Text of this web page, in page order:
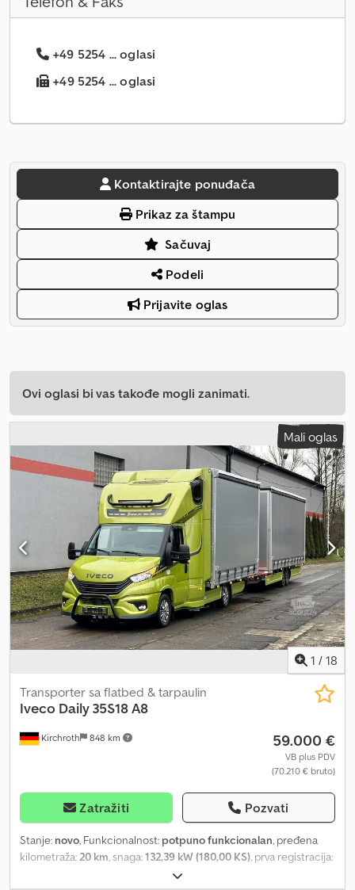
+49 5254 ... oglasi
+49 5254 ... oglasi
Kontaktirajte ponuđača
Prikaz za štampu
Sačuvaj
Podeli
Prijavite oglas
Ovi oglasi bi vas takođe mogli zanimati.
Mali oglas
1 / 18
Kirchroth 848 km
Transporter sa flatbed & tarpaulin
Iveco Daily 35S18 A8
59.000 €
VB plus PDV
(70.210 € bruto)
Zatražiti Pozvati
Stanje: novo, Funkcionalnost: potpuno funkcionalan, pređena
kilometraža: 20 km , snaga:132,39 kW (180,00 KS) , prva registracija:
, prazna masa vozila: